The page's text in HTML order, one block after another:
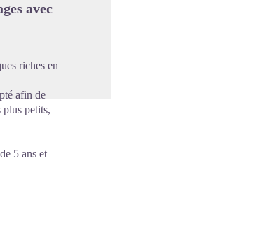
avec
riches en
afin de
petits,
5 ans et